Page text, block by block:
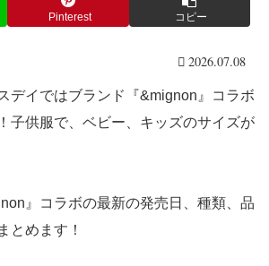
Pinterest コピー
2026.07.08
デイではブランド『&mignon』コラボ
子供服で、ベビー、キッズのサイズが
』コラボの最新の発売日、種類、品
とめます！